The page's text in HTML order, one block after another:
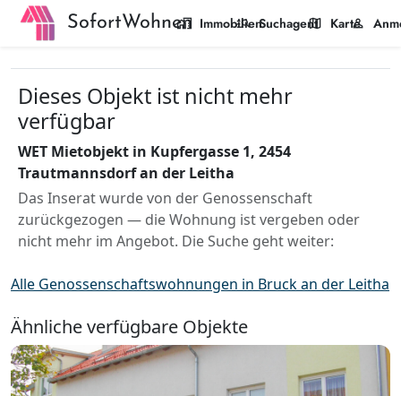
SofortWohnen
home_work Immobilien
manage_search Suchagent
map Karte
person
Dieses Objekt ist nicht mehr
verfügbar
WET Mietobjekt in Kupfergasse 1, 2454
Trautmannsdorf an der Leitha
Das Inserat wurde von der Genossenschaft
zurückgezogen — die Wohnung ist vergeben oder
nicht mehr im Angebot. Die Suche geht weiter:
Alle Genossenschaftswohnungen in Bruck an der Leitha
Ähnliche verfügbare Objekte